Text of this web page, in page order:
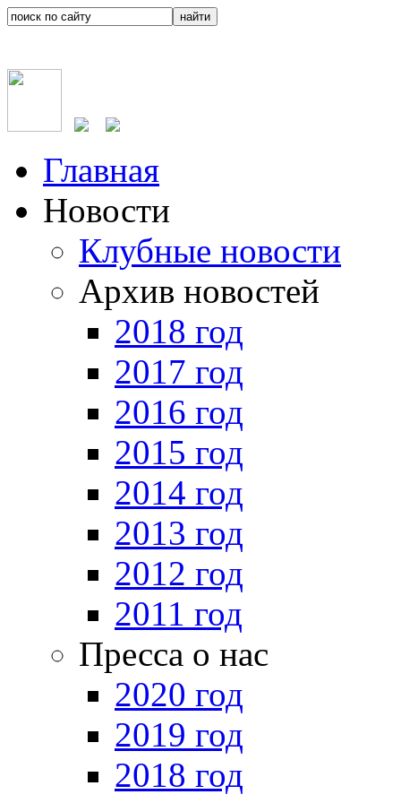
Главная
Новости
Клубные новости
Архив новостей
2018 год
2017 год
2016 год
2015 год
2014 год
2013 год
2012 год
2011 год
Пресса о нас
2020 год
2019 год
2018 год